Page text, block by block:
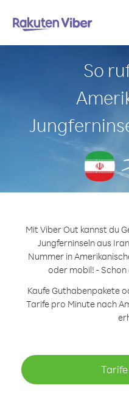
So
Mit Viber Out kannst du
Jungferninseln aus
Nummer in
oder mobil! -
Kaufe Guthabenpakete
Tarife pro Minute nach